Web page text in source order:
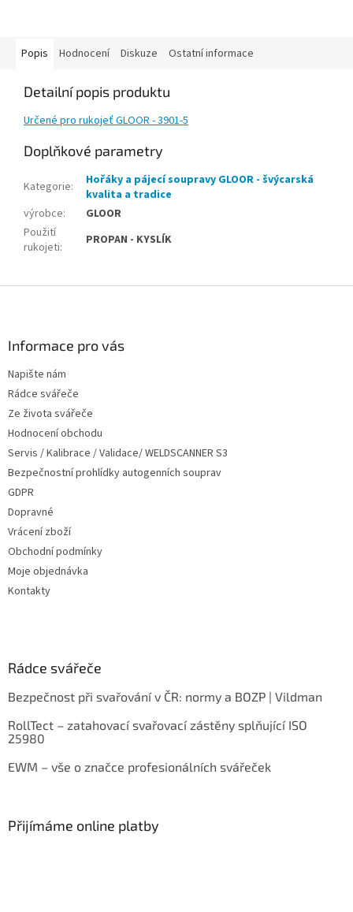
Popis Hodnocení Diskuze Ostatní informace
Detailní popis produktu
Určené pro rukojeť GLOOR - 3901-5
Doplňkové parametry
Kategorie:
Hořáky a pájecí soupravy GLOOR - švýcarská
kvalita a tradice
výrobce:
GLOOR
Použití
rukojeti: PROPAN - KYSLÍK
Informace pro vás
Napište nám
Rádce svářeče
Ze života svářeče
Hodnocení obchodu
Servis / Kalibrace / Validace/ WELDSCANNER S3
Bezpečnostní prohlídky autogenních souprav
GDPR
Dopravné
Vrácení zboží
Obchodní podmínky
Moje objednávka
Kontakty
Rádce svářeče
Bezpečnost při svařování v ČR: normy a BOZP | Vildman
RollTect – zatahovací svařovací zástěny splňující ISO
25980
EWM – vše o značce profesionálních svářeček
Přijímáme online platby